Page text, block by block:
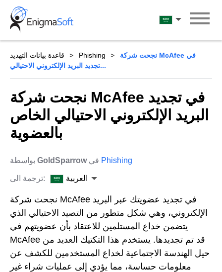
Skip
content
العربية
قاعدة بيانات التهديد Phishing
نجحت شركة McAfee في
تجديد البريد الإلكتروني الاحتيالي...
نجحت شركة McAfee في تجديد
البريد الإلكتروني الاحتيالي الخاص
بالعضوية
GoldSparrow Phishing
ترجمة الى: العربية
نجحت شركة McAfee في تجديد عضويتك عبر البريد
الإلكتروني، وهي شكل متطور من التصيد الاحتيالي الذي
يتضمن خداع المستلمين للاعتقاد بأن عضويتهم في
McAfee قد تم تجديدها. يستخدم هذا التكتيك العديد من
حيل الهندسة الاجتماعية لخداع المستخدمين للكشف عن
معلومات حساسة، مما يؤدي إلى عمليات شراء غير